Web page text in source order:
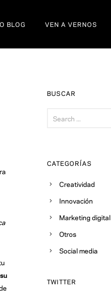
BLOG VEN A VERNOS
BUSCAR
CATEGORÍAS
Creatividad
Innovación
Marketing digital
Otros
Social media
TWITTER